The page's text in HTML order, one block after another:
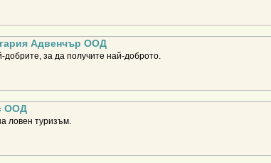
Адвенчър ООД
добрите, за да получите най-доброто.
ООД
ловен туризъм.